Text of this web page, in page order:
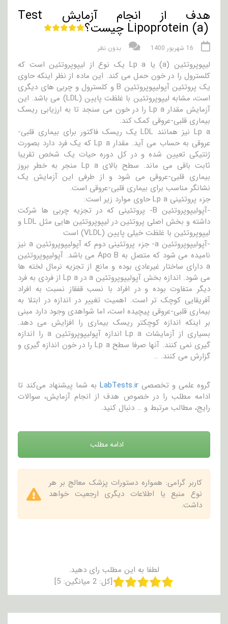
هدف از انجام آزمایش Test
Lipoprotein (a) چیست؟
16 شهریور 1400 بدون نظر
لیپوپروتئین (a) یا Lp a یک نوع از لیپوپروتئین است که
کلسترول را در خون حمل می کند. این ماده از نظر اینکه حاوی
یک پروتئین آپولیپوپروتئین B و کلسترول و چربی های دیگری
است، مشابه لیپوپروتئین با غلظت پایین (LDL) می باشد. این
آزمایش مقدار Lp a را در خون می سنجد تا به ارزیابی ریسک
بیماری قلبی-عروقی کمک کند.
Lp a نیز همانند LDL یک ریسک فاکتور برای بیماری قلبی-
عروقی به حساب می آید. مقدار Lp a که یک فرد دارد بصورت
ژنتیکی تعیین شده و در کل دوره حیات یک شخص تقریبا
ثابت باقی می ماند. سطح بالای Lp a منجر به خطر بروز
بیماری قلبی-عروقی می شود و از طرفی این آزمایش یک
نشانگر مناسب برای بیماری قلبی-عروقی است.
جزء پروتئینی Lp a حاوی موارد زیر است:
-آپولیپوپروتئین B- پروتئینی که در تجزیه چربی ها شرکت
داشته و بخش اصلی پروتئین در لیپوپروتئین هایی مثل LDL و
لیپوپروتئین با غلظت خیلی پایین (VLDL) است
-آپولیپوپروتئین a- جزء پروتئینی دوم که آپولیپوپروتئین a نیز
نامیده می شود که متصل به Apo B می باشد. آپولیپوپروتئین
a دارای ساختار غیرعادی بوده و مانع از تجزیه نرمال لخته ها
می شود. اندازه بخش آپولیپوپروتئین a در Lp a از فردی به فرد
دیگر متفاوت بوده و در افراد با نسب قفقاز نسبت به افراد
آفریقایی کوچک تر است. اهمیت تغییر در اندازه در ابتلا به
بیماری قلبی-عروقی پیچیده است، اما شواهدی وجود دارد مبنی
بر اینکه اندازه کوچکتر ریسک بیماری را افزایش می دهد.
بسیاری از آزمایشات Lp a اندازه آپولیپوپروتئین a را اندازه
گیری نمی کنند. آنها صرفا سطح Lp a را در خون اندازه گیری و
گزارش می کنند. …
گروه علمی و تخصصی LabTests.ir به شما پیشنهاد می‌کند تا
ادامه مطلب را در خصوص هدف از انجام آزمایش، سوالات
رایج، مطالب مرتبط و … دنبال کنید.
ادامه مطلب
کاربر گرامی: همواره دستورات پزشک معالج بر هر
نوع منبع یا اطلاعات دیگری ارجعیت خواهد
داشت.
لطفا به این مطلب رای دهید.
[کل: 2 میانگین: 5
]